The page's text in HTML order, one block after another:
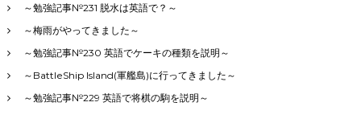
～勉強記事№231 脱水は英語で？～
～梅雨がやってきました～
～勉強記事№230 英語でケーキの種類を説明～
～BattleShip Island(軍艦島)に行ってきました～
～勉強記事№229 英語で将棋の駒を説明～